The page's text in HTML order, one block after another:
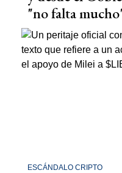
"no falta
ESCÁNDALO CRIPTO